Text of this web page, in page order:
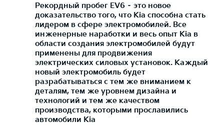
Рекордный пробег EV6 – это новое
доказательство того, что Kia способна стать
лидером в сфере электромобилей. Все
инженерные наработки и весь опыт Kia в
области создания электромобилей будут
применены для продвижения
электрических силовых установок. Каждый
новый электромобиль будет
разрабатываться с тем же вниманием к
деталям, тем же уровнем дизайна и
технологий и тем же качеством
производства, которыми прославились
автомобили Kia